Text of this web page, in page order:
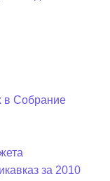
в Собрание
за 2010